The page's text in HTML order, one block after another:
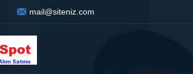
mail@siteniz.com